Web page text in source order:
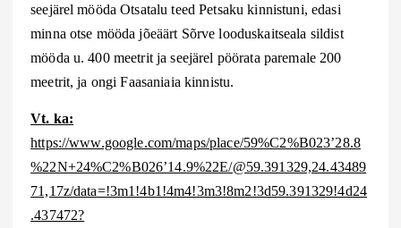
seejärel mööda Otsatalu teed Petsaku kinnistuni, edasi
minna otse mööda jõeäärt Sõrve looduskaitseala sildist
mööda u. 400 meetrit ja seejärel pöörata paremale 200
meetrit, ja ongi Faasaniaia kinnistu.
Vt. ka:
https://www.google.com/maps/place/59%C2%B023’28.8
%22N+24%C2%B026’14.9%22E/@59.391329,24.43489
71,17z/data=!3m1!4b1!4m4!3m3!8m2!3d59.391329!4d24
.437472?